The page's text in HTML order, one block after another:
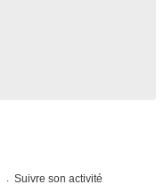
Suivre son activité